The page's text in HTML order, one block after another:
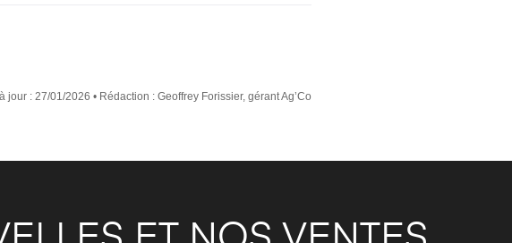
jour : 27/01/2026 • Rédaction : Geoffrey Forissier, gérant Ag’Co